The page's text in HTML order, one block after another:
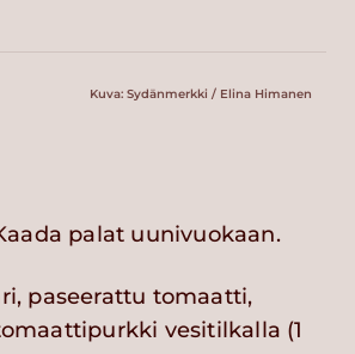
Kuva: Sydänmerkki / Elina Himanen
palat uunivuokaan.
paseerattu tomaatti,
vesitilkalla (1